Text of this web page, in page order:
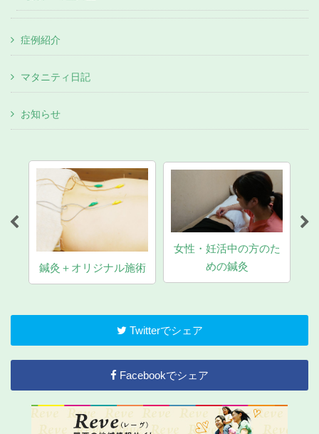
症例紹介
マタニティ日記
お知らせ
鍼灸＋オリジナル施術
女性・妊活中の方のた
めの鍼灸
Twitterでシェア
Facebookでシェア